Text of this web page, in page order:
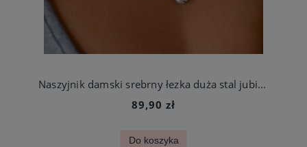
Naszyjnik damski srebrny łezka duża stal jubilerska
89,90 zł
Do koszyka